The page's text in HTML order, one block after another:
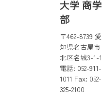
大学 商学
部
〒462-8739 愛
知県名古屋市
北区名城3-1-1
電話: 052-911-
1011 Fax: 052-
325-2100